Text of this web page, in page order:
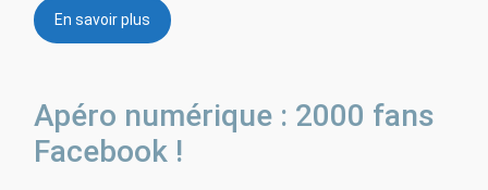
En savoir plus
Apéro numérique : 2000 fans
Facebook !